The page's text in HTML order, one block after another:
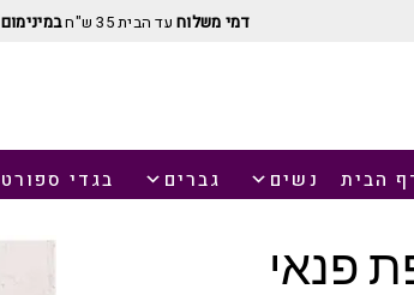
דמי משלוחעד הבית 35 ש"ח
הבית נשים גברים בגדי ספורט
פנאי